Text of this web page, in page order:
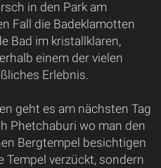
in den Park am
Fall die Badeklamotten
Bad im kristallklaren,
einem der vielen
Erlebnis.
geht es am nächsten Tag
Phetchaburi wo man den
Bergtempel besichtigen
verzückt, sondern